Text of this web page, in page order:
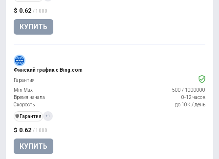
$ 0.62 / 1000
КУПИТЬ
Финский трафик с Bing.com
$ 0.62 / 1000
КУПИТЬ
Гарантия
Min Max
500 / 1000000
Время начала
0-12 часов
Скорость
до 10К / день
️🛡️ Гарантия +1